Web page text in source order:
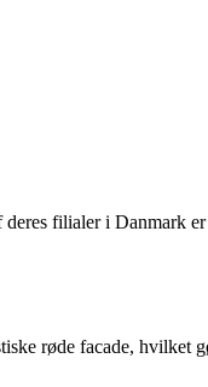
filialer i Danmark
røde facade, hvilket